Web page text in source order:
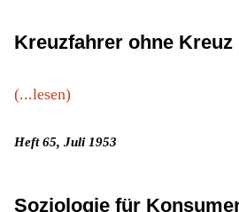
Kreuzfahrer ohne Kreuz
(...lesen)
Heft 65, Juli 1953
Soziologie für